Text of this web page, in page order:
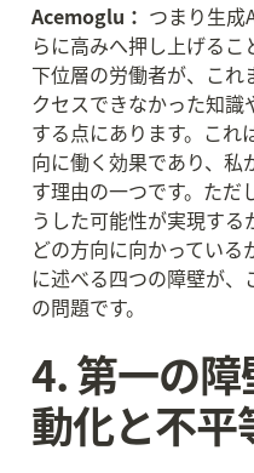
Acemoglu： つまり生成
らに高みへ押し上げる
下位層の労働者が、こ
クセスできなかった知
する点にあります。これ
向に働く効果であり、私
す理由の一つです。ただ
うした可能性が実現す
どの方向に向かっている
に述べる四つの障壁が
の問題です。
4. 第一の
動化と不平